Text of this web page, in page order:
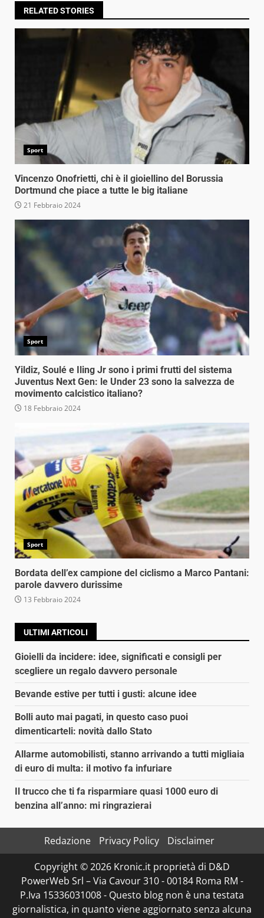
RELATED STORIES
Sport
Vincenzo Onofrietti, chi è il gioiellino del Borussia
Dortmund che piace a tutte le big italiane
21 Febbraio 2024
Sport
Yildiz, Soulé e Iling Jr sono i primi frutti del sistema
Juventus Next Gen: le Under 23 sono la salvezza de
movimento calcistico italiano?
18 Febbraio 2024
Sport
Bordata dell’ex campione del ciclismo a Marco Pantani:
parole davvero durissime
13 Febbraio 2024
ULTIMI ARTICOLI
Gioielli da incidere: idee, significati e consigli per
scegliere un regalo davvero personale
Bevande estive per tutti i gusti: alcune idee
Bolli auto mai pagati, in questo caso puoi
dimenticarteli: novità dallo Stato
Allarme automobilisti, stanno arrivando a tutti migliaia
di euro di multa: il motivo fa infuriare
Il trucco che ti fa risparmiare quasi 1000 euro di
benzina all’anno: mi ringrazierai
Redazione Privacy Policy
Disclaimer
Copyright © 2026 Kronic.it proprietà di D&D
PowerWeb Srl – Via Cavour 310 - 00184 Roma RM -
P.Iva 15336031008 - Questo blog non è una testata
giornalistica, in quanto viene aggiornato senza alcuna